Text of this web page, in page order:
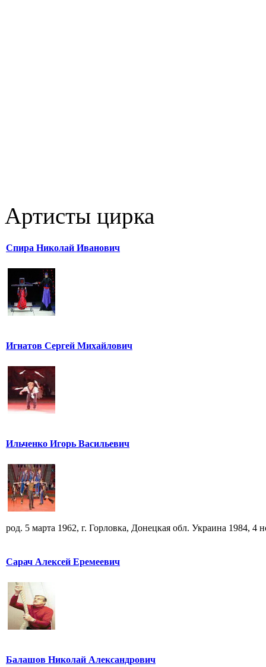
Артисты цирка
Спира Николай Иванович
Игнатов Сергей Михайлович
Ильченко Игорь Васильевич
род. 5 марта 1962, г. Горловка, Донецкая обл. Украина 1984, 4
Сарач Алексей Еремеевич
Балашов Николай Александрович